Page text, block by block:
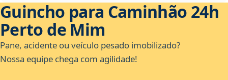
Guincho para Caminhão 24h
Perto de Mim
Pane, acidente ou veículo pesado imobilizado?
Nossa equipe chega com agilidade!